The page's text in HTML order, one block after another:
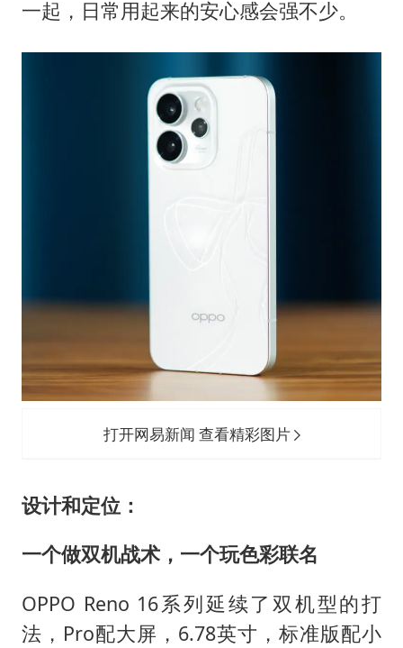
一起，日常用起来的安心感会强不少。
打开网易新闻 查看精彩图片
设计和定位：
一个做双机战术，一个玩色彩联名
OPPO Reno 16系列延续了双机型的打
法，Pro配大屏，6.78英寸，标准版配小